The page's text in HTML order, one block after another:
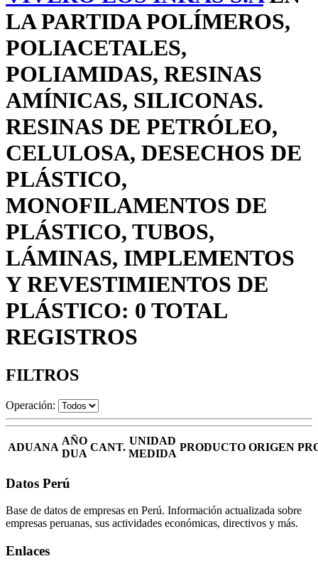
LA PARTIDA POLÍMEROS,
POLIACETALES,
POLIAMIDAS, RESINAS
AMÍNICAS, SILICONAS.
RESINAS DE PETRÓLEO,
CELULOSA, DESECHOS DE
PLÁSTICO,
MONOFILAMENTOS DE
PLÁSTICO, TUBOS,
LÁMINAS, IMPLEMENTOS
Y REVESTIMIENTOS DE
PLÁSTICO: 0 TOTAL
REGISTROS
FILTROS
Operación:
ADUANA
AÑO
DUA
CANT.
UNIDAD
MEDIDA
PRODUCTO ORIGEN
Datos Perú
Base de datos de empresas en Perú. Información actualizada sobre
empresas peruanas, sus actividades económicas, directivos y más.
Enlaces